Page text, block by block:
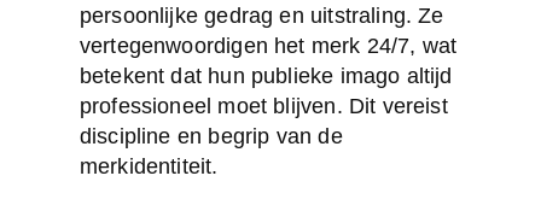
persoonlijke gedrag en uitstraling. Ze
vertegenwoordigen het merk 24/7, wat
betekent dat hun publieke imago altijd
professioneel moet blijven. Dit vereist
discipline en begrip van de
merkidentiteit.